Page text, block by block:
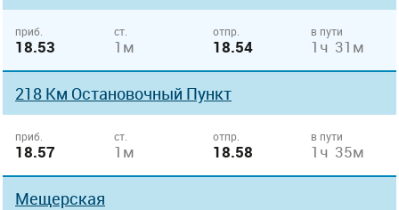
приб.
18.53
ст.
1м
отпр.
18.54
в пути
1ч 31м
218 Км Остановочный Пункт
приб.
18.57
ст.
1м
отпр.
18.58
в пути
1ч 35м
Мещерская